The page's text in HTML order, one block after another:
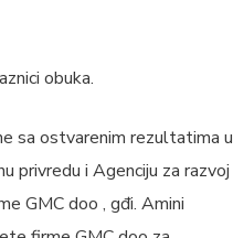
obuka.
sa ostvarenim rezultatima u
privredu i Agenciju za razvoj
GMC doo , gđi. Amini